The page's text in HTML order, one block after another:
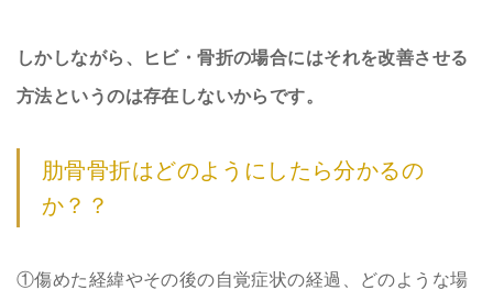
しかしながら、ヒビ・骨折の場合にはそれを改善させる
方法というのは存在しないからです。
肋骨骨折はどのようにしたら分かるの
か？？
①傷めた経緯やその後の自覚症状の経過、どのような場